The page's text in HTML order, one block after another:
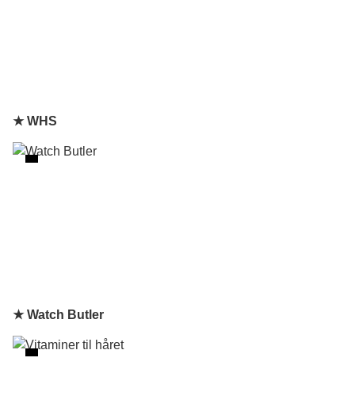
★ WHS
★ Watch Butler